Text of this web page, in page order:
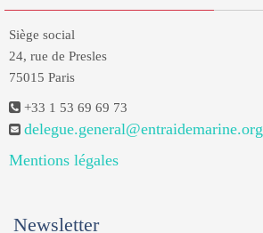
Siège social
24, rue de Presles
75015 Paris
+33 1 53 69 69 73
delegue.general@entraidemarine.org
Mentions légales
Newsletter